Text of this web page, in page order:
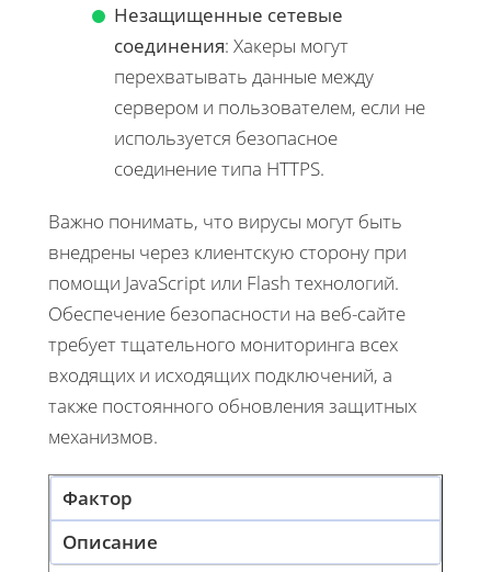
Незащищенные сетевые
соединения: Хакеры могут
перехватывать данные между
сервером и пользователем, если не
используется безопасное
соединение типа HTTPS.
Важно понимать, что вирусы могут быть
внедрены через клиентскую сторону при
помощи JavaScript или Flash технологий.
Обеспечение безопасности на веб-сайте
требует тщательного мониторинга всех
входящих и исходящих подключений, а
также постоянного обновления защитных
механизмов.
Фактор
Описание